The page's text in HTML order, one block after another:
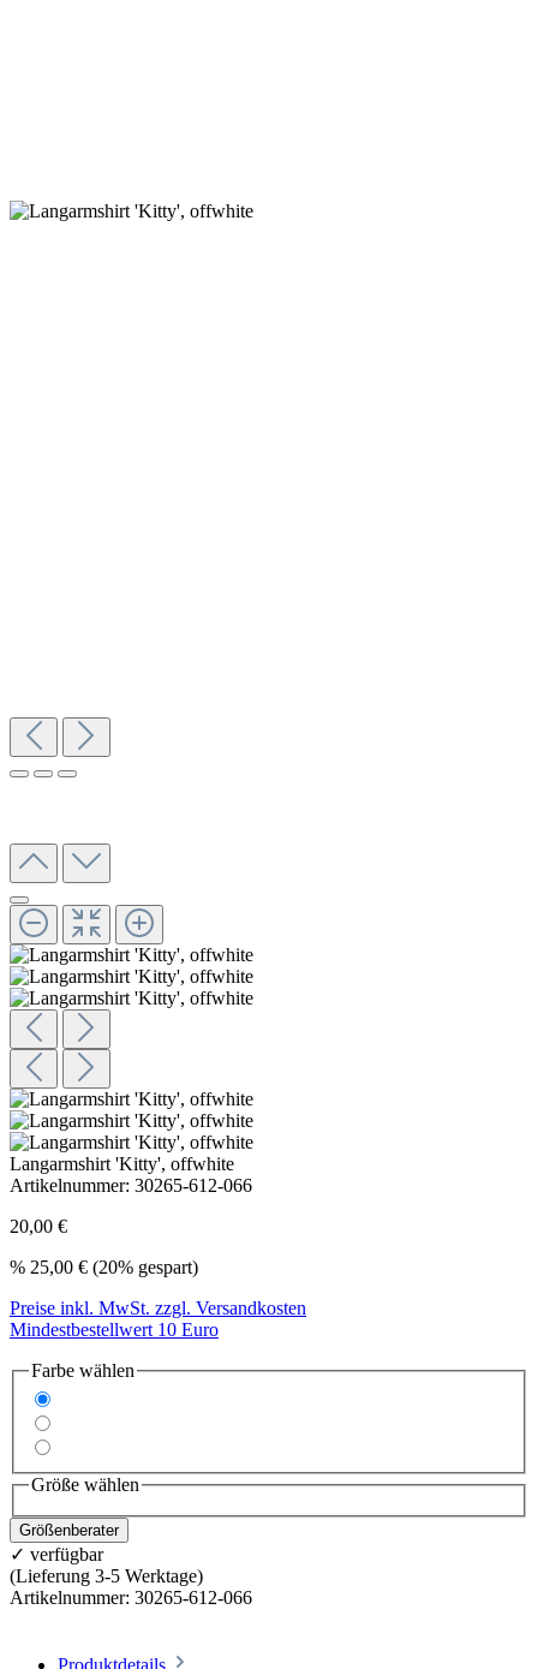
Langarmshirt 'Kitty', offwhite
Artikelnummer: 30265-612-066
20,00 €
% 25,00 € (20% gespart)
Preise inkl. MwSt. zzgl. Versandkosten
Mindestbestellwert 10 Euro
Farbe wählen
Größe wählen
Größenberater
✓ verfügbar
(Lieferung 3-5 Werktage)
Artikelnummer: 30265-612-066
Produktdetails